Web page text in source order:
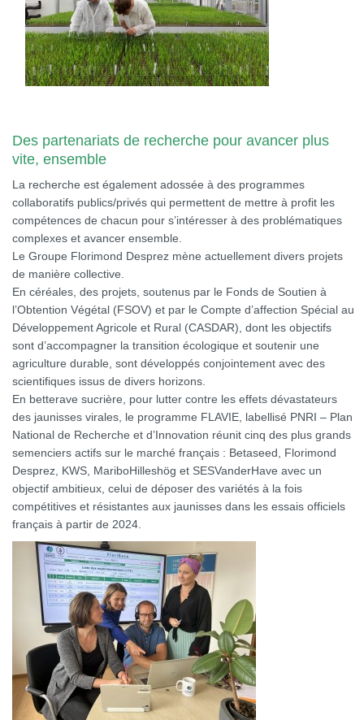
Des partenariats de recherche pour avancer plus
vite, ensemble
La recherche est également adossée à des programmes
collaboratifs publics/privés qui permettent de mettre à profit les
compétences de chacun pour s’intéresser à des problématiques
complexes et avancer ensemble.
Le Groupe Florimond Desprez mène actuellement divers projets
de manière collective.
En céréales, des projets, soutenus par le Fonds de Soutien à
l’Obtention Végétal (FSOV) et par le Compte d’affection Spécial au
Développement Agricole et Rural (CASDAR), dont les objectifs
sont d’accompagner la transition écologique et soutenir une
agriculture durable, sont développés conjointement avec des
scientifiques issus de divers horizons.
En betterave sucrière, pour lutter contre les effets dévastateurs
des jaunisses virales, le programme FLAVIE, labellisé PNRI – Plan
National de Recherche et d’Innovation réunit cinq des plus grands
semenciers actifs sur le marché français : Betaseed, Florimond
Desprez, KWS, MariboHilleshög et SESVanderHave avec un
objectif ambitieux, celui de déposer des variétés à la fois
compétitives et résistantes aux jaunisses dans les essais officiels
français à partir de 2024.